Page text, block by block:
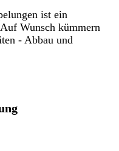
ist ein
Wunsch kümmern
- Abbau und